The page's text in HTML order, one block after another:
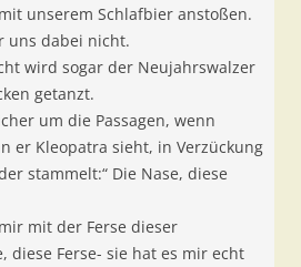
unserem Schlafbier anstoßen.
uns dabei nicht.
wird sogar der Neujahrswalzer
getanzt.
um die Passagen, wenn
er Kleopatra sieht, in Verzückung
stammelt:“ Die Nase, diese
mit der Ferse dieser
diese Ferse- sie hat es mir echt